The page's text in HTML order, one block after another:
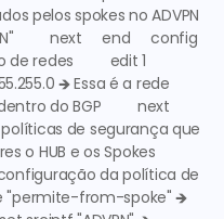
pelos spokes no ADVPN
next     end     config
de redes edit 1
🡺 Essa é a rede
do BGP next
de segurança que
o HUB e os Spokes
da política de